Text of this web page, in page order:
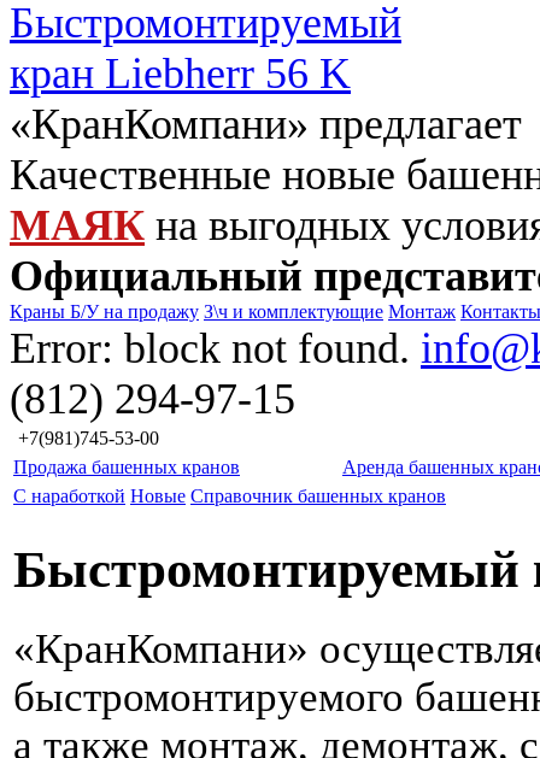
«КранКомпани» предлагает
Качественные новые
МАЯК на выгодных
Официальный
Краны Б/У на продажу З\ч и комплектующие Монтаж Контакты
Error: block not found.
(812) 294-97-15
+7(981)745-53-00
Продажа башенных кранов
Аренда башенных
С наработкой Новые Справочник башенных кранов
Быстромонтируемый
«КранКомпани»
быстромонтируемого
а также монтаж, демонтаж,